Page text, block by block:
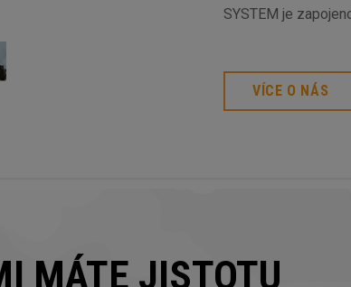
SYSTEM je
VÍCE O NÁS
MÁTE JISTOTU